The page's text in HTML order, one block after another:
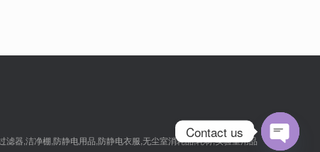
器,洁净棚,防静电用品,防静电衣服,无尘室消耗品,耗材,实验室用品
Contact us